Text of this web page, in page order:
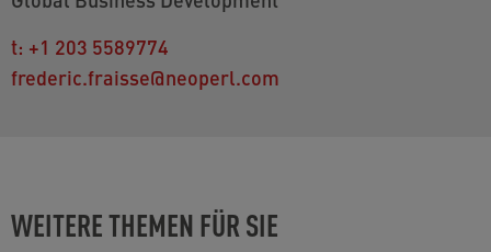
t: +1 203 5589774
frederic.fraisse@neoperl.com
WEITERE THEMEN FÜR SIE